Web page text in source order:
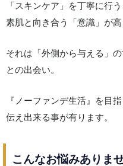
「スキンケア」を丁寧に行
素肌と向き合う「意識」が高
それは「外側から与える」
との出会い。
『ノーファンデ生活』を目
伝え出来る事が有ります。
こんなお悩みありま